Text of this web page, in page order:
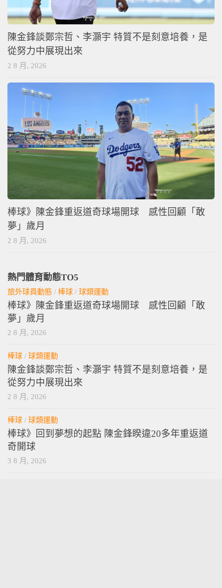
陳金鋒談鄭宗哲、李灝宇 特質不是刻意培養，是
從努力中展現出來
2 8 月, 2026
棒球》陳金鋒重返道奇球場開球 感性回顧「敢
夢」歲月
2 8 月, 2026
熱門體育動態TO5
旅外球員動態 / 棒球 / 球類運動
棒球》陳金鋒重返道奇球場開球 感性回顧「敢
夢」歲月
2 8 月, 2026
棒球 / 球類運動
陳金鋒談鄭宗哲、李灝宇 特質不是刻意培養，是
從努力中展現出來
2 8 月, 2026
棒球 / 球類運動
棒球》回到夢想的起點 陳金鋒睽違20多年重返道
奇開球
3 8 月, 2026